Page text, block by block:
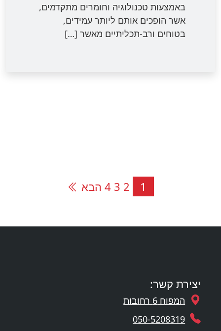
באמצעות טכנולוגיה וחומרים מתקדמים,
אשר הופכים אותם ליותר עמידים,
בטוחים ורב-תכליתיים מאשר […]
Page
1
Page
2
Page
3
Page
4 הבא
יצירת קשר:
המפוח 6 רחובות
050-5208319